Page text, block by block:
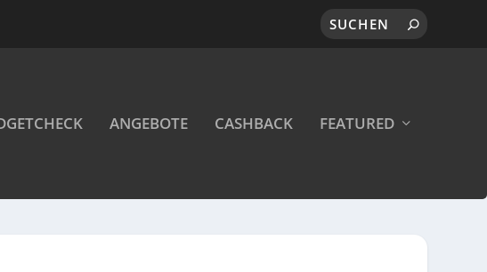
ANGEBOTE CASHBACK FEATURED